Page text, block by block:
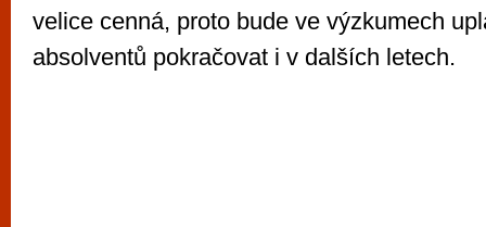
velice cenná, proto bude ve výzkumech
absolventů pokračovat i v dalších letech.